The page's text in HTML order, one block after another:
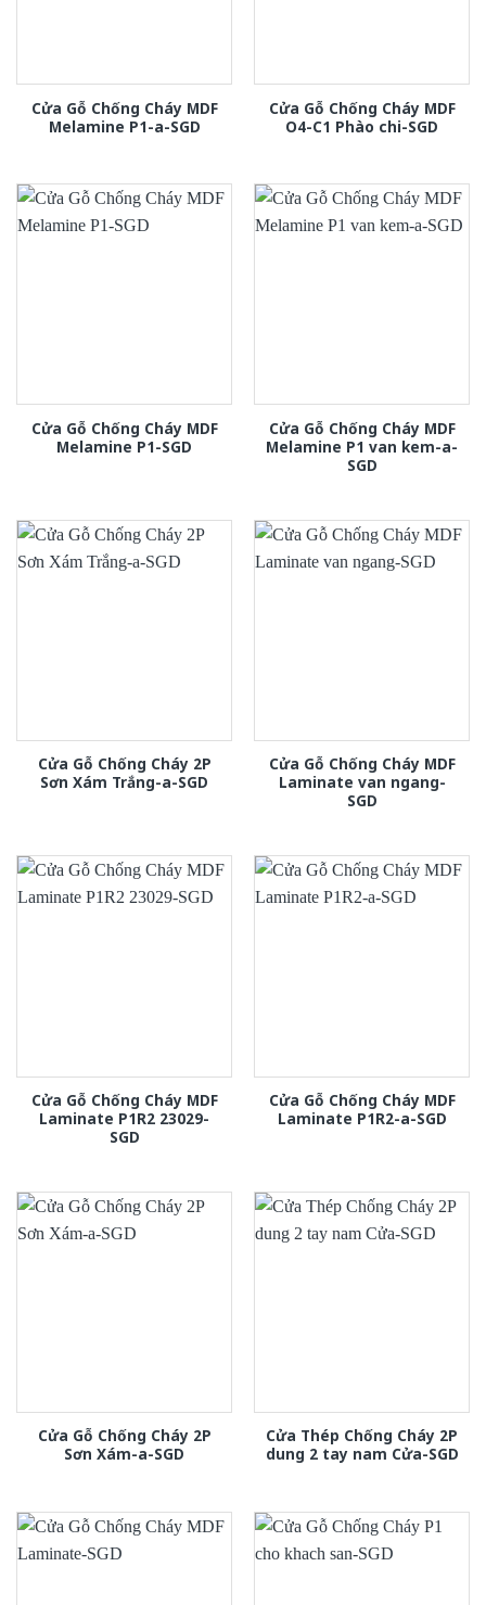
Cửa Gỗ Chống Cháy MDF
Melamine P1-a-SGD
Cửa Gỗ Chống Cháy MDF
O4-C1 Phào chi-SGD
Cửa Gỗ Chống Cháy MDF
Melamine P1-SGD
Cửa Gỗ Chống Cháy MDF
Melamine P1 van kem-a-
SGD
Cửa Gỗ Chống Cháy 2P
Sơn Xám Trắng-a-SGD
Cửa Gỗ Chống Cháy MDF
Laminate van ngang-
SGD
Cửa Gỗ Chống Cháy MDF
Laminate P1R2 23029-
SGD
Cửa Gỗ Chống Cháy MDF
Laminate P1R2-a-SGD
Cửa Gỗ Chống Cháy 2P
Sơn Xám-a-SGD
Cửa Thép Chống Cháy 2P
dung 2 tay nam Cửa-SGD